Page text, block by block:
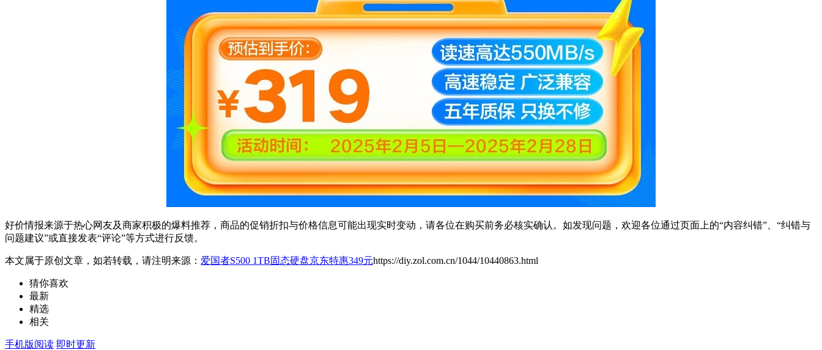
好价情报来源于热心网友及商家积极的爆料推荐，商品的促销折扣与价格信息可能出现实时变动，请各位在购买前务必核实确认。如发现问题，欢迎各位通过页面上的“内容纠错”、“纠错与
问题建议”或直接发表“评论”等方式进行反馈。
本文属于原创文章，如若转载，请注明来源： 爱国者S500 1TB固态硬盘京东特惠349元https://diy.zol.com.cn/1044/10440863.html
猜你喜欢
最新
精选
相关
手机版阅读 即时更新